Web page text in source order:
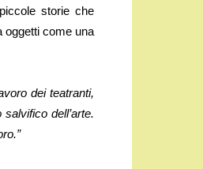
storie che
oggetti come una
dei teatranti,
dell’arte.